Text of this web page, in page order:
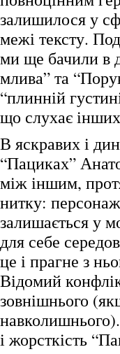
залишилося у
межі тексту.
ми ще бачили в
млива” та
“плинній
що слухає
В яскравих і
“Пациках”
між іншим,
нитку:
залишається у
для себе
це і прагне з
Відомий
зовнішнього
і жорсткість